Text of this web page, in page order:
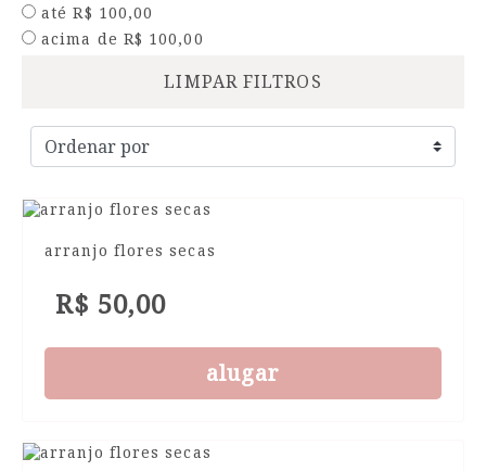
até R$ 100,00
acima de R$ 100,00
LIMPAR FILTROS
arranjo flores secas
R$ 50,00
alugar